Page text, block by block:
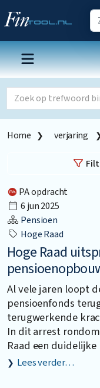
Home verjaring
PA opdracht
6 jun 2025
Pensioen
Hoge Raad
Hoge Raad
Al vele jaren loopt
pensioenfonds
terugwerkende
In dit arrest
Raad een
Lees verder…